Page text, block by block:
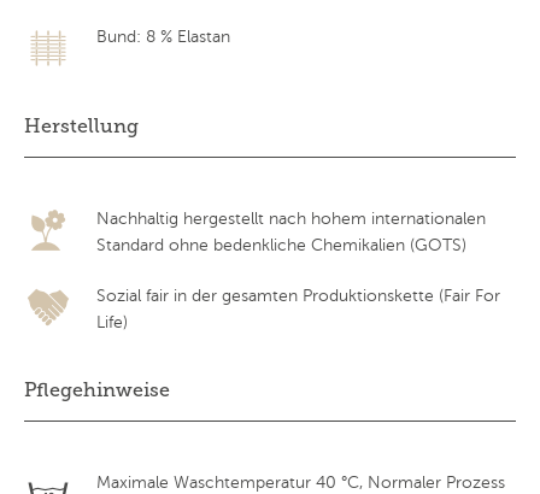
Bund: 8 % Elastan
Herstellung
Nachhaltig hergestellt nach hohem internationalen
Standard ohne bedenkliche Chemikalien (GOTS)
Sozial fair in der gesamten Produktionskette (Fair For
Life)
Pflegehinweise
Maximale Waschtemperatur 40 °C, Normaler Prozess